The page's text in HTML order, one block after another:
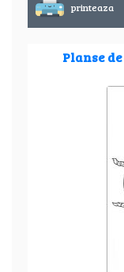
printeaza
Planse